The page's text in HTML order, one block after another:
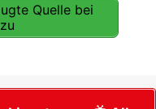
Quelle bei